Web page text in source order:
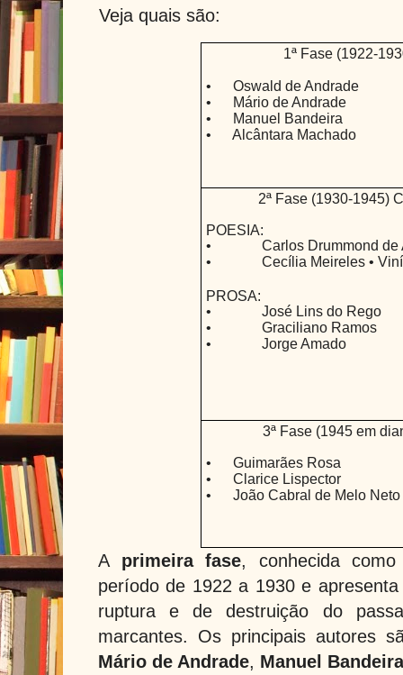
Veja quais são:
1ª Fase (1922-
•
Oswald de Andrade
•
Mário de Andrade
•
Manuel Bandeira
•
Alcântara Machado
2ª Fase (1930-1945)
POESIA:
•
Carlos Drummond de
•
Cecília Meireles•
PROSA:
•
José Lins do Rego
•
Graciliano Ramos
•
Jorge Amado
3ª Fase (1945 em
•
Guimarães Rosa
•
Clarice Lispector
•
João Cabral de Melo Neto
A primeira fase, conhecida
período de 1922 a 1930 e
ruptura e de destruição do
marcantes. Os principais autores
Mário de Andrade, Manuel Bandeira